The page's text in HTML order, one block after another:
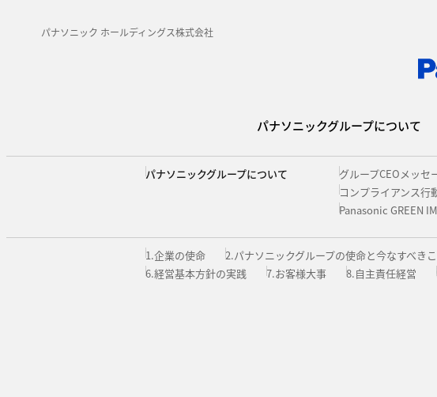
パナソニック ホールディングス株式会社
パナソニックグループについて
パナソニックグループについて グループCEOメッセ
コンプライアンス行
Panasonic GREEN
1.企業の使命 2.パナソニックグループの使命と今なすべき
6.経営基本方針の実践
7.お客様大事 8.自主責任経営